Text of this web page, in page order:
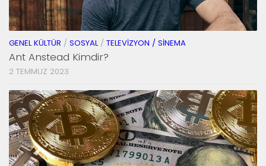
GENEL KÜLTÜR / SOSYAL/ TELEVIZYON / SINEMA
Ant Anstead Kimdir?
2 TEMMUZ 2023